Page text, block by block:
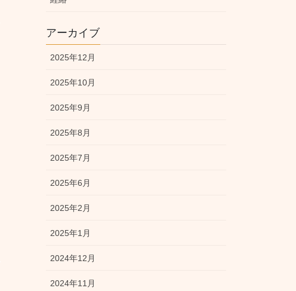
アーカイブ
2025年12月
2025年10月
2025年9月
2025年8月
2025年7月
2025年6月
2025年2月
2025年1月
2024年12月
2024年11月